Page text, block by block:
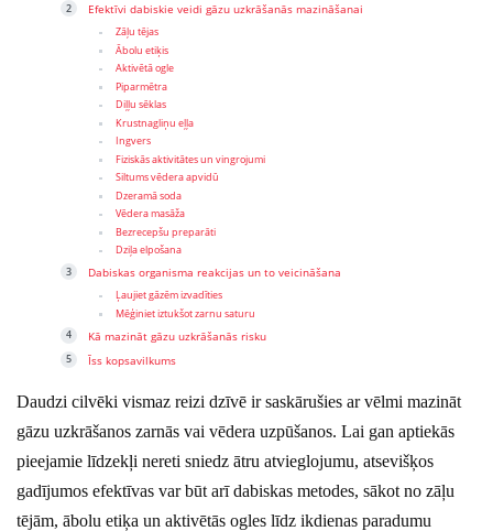
Efektīvi dabiskie veidi gāzu uzkrāšanās mazināšanai
Zāļu tējas
Ābolu etiķis
Aktivētā ogle
Piparmētra
Diļļu sēklas
Krustnagliņu eļļa
Ingvers
Fiziskās aktivitātes un vingrojumi
Siltums vēdera apvidū
Dzeramā soda
Vēdera masāža
Bezrecepšu preparāti
Dziļa elpošana
Dabiskas organisma reakcijas un to veicināšana
Ļaujiet gāzēm izvadīties
Mēģiniet iztukšot zarnu saturu
Kā mazināt gāzu uzkrāšanās risku
Īss kopsavilkums
Daudzi cilvēki vismaz reizi dzīvē ir saskārušies ar vēlmi mazināt
gāzu uzkrāšanos zarnās vai vēdera uzpūšanos. Lai gan aptiekās
pieejamie līdzekļi nereti sniedz ātru atvieglojumu, atsevišķos
gadījumos efektīvas var būt arī dabiskas metodes, sākot no zāļu
tējām, ābolu etiķa un aktivētās ogles līdz ikdienas paradumu